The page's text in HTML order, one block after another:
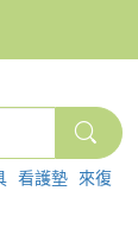
看護墊 來復